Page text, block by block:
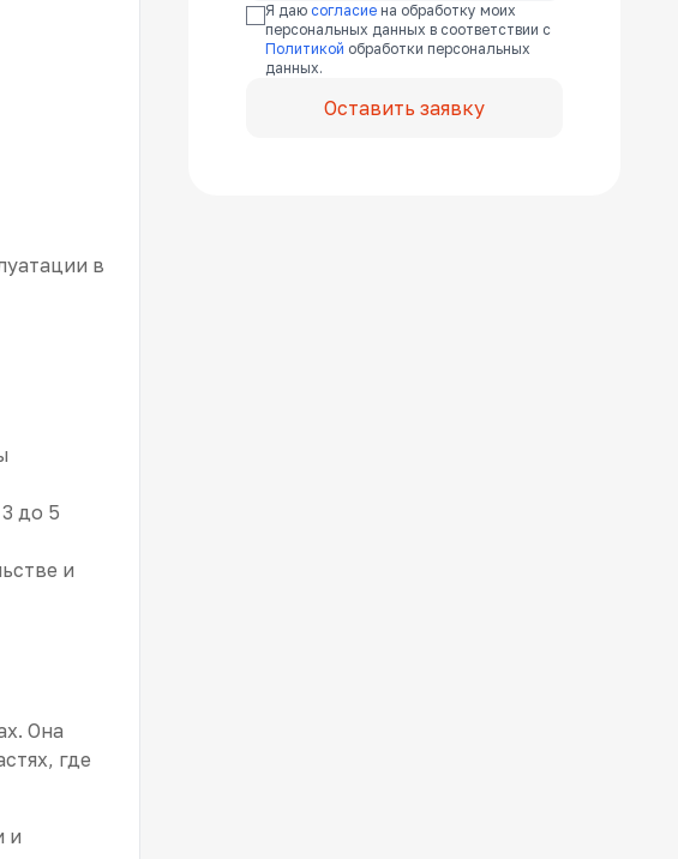
в
до 5
и
Она
где
и
Я даю согласие на обработку моих
персональных данных в соответствии с
Политикой обработки персональных
данных.
Оставить заявку